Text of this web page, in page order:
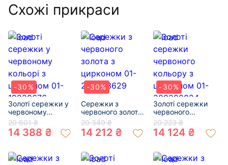
Схожі прикраси
-30%
Золоті сережки у
червоному
кольорі з
цирконом 01-
19220676
20 601 ₴
14 388 ₴
-30%
Сережки з
червоного золота
з цирконом 01-
200033629
20 349 ₴
14 212 ₴
-30%
Золоті сережки
червоного
кольору з
цирконом 01-
200200024
20 223 ₴
14 124 ₴